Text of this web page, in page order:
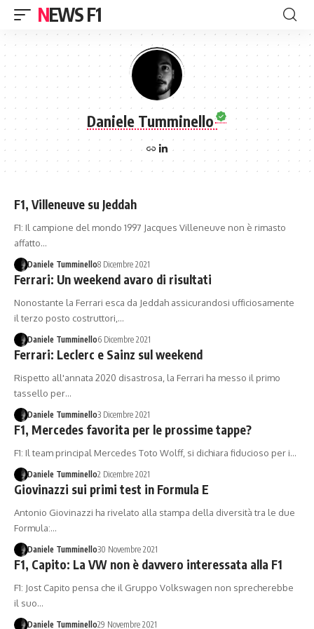
NEWS F1
Daniele Tumminello
F1, Villeneuve su Jeddah
F1: Il campione del mondo 1997 Jacques Villeneuve non è rimasto
affatto…
Daniele Tumminello8 Dicembre 2021
Ferrari: Un weekend avaro di risultati
Nonostante la Ferrari esca da Jeddah assicurandosi ufficiosamente
il terzo posto costruttori,…
Daniele Tumminello6 Dicembre 2021
Ferrari: Leclerc e Sainz sul weekend
Rispetto all'annata 2020 disastrosa, la Ferrari ha messo il primo
tassello per…
Daniele Tumminello3 Dicembre 2021
F1, Mercedes favorita per le prossime tappe?
F1: Il team principal Mercedes Toto Wolff, si dichiara fiducioso per i…
Daniele Tumminello2 Dicembre 2021
Giovinazzi sui primi test in Formula E
Antonio Giovinazzi ha rivelato alla stampa della diversità tra le due
Formula:…
Daniele Tumminello30 Novembre 2021
F1, Capito: La VW non è davvero interessata alla F1
F1: Jost Capito pensa che il Gruppo Volkswagen non sprecherebbe
il suo…
Daniele Tumminello29 Novembre 2021